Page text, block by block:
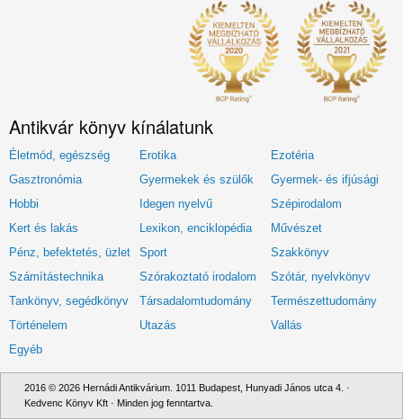
Antikvár könyv kínálatunk
Életmód, egészség Erotika
Ezotéria
Gasztronómia
Gyermekek és szülők
Gyermek- és ifjúsági
Hobbi
Idegen nyelvű
Szépirodalom
Kert és lakás
Lexikon, enciklopédia
Művészet
Pénz, befektetés, üzlet
Sport
Szakkönyv
Számítástechnika
Szórakoztató irodalom
Szótár, nyelvkönyv
Tankönyv, segédkönyv
Társadalomtudomány
Természettudomány
Történelem
Utazás
Vallás
Egyéb
2016 © 2026 Hernádi Antikvárium. 1011 Budapest, Hunyadi János utca 4. ·
Kedvenc Könyv Kft · Minden jog fenntartva.